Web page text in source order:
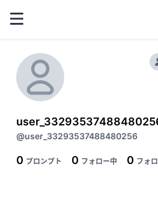
@user_33293537488480256
0 プロンプト 0 フォロー中 0 フォ